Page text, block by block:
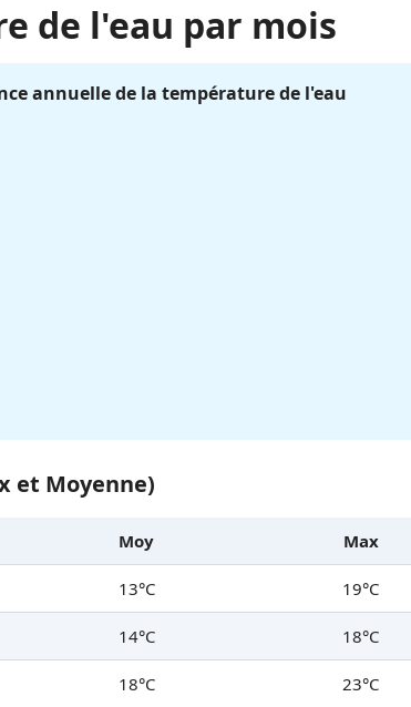
de l'eau par mois
annuelle de la température de l'eau
et Moyenne)
Moy Max
13°C 19°C
14°C 18°C
18°C 23°C